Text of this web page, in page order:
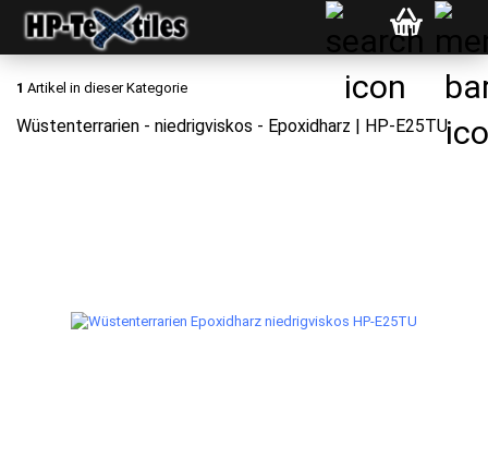
1 Artikel in dieser Kategorie
Wüstenterrarien - niedrigviskos - Epoxidharz | HP-E25TU